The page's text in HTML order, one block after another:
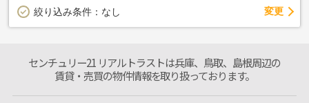
絞り込み条件： なし 変更
センチュリー21 リアルトラストは兵庫、鳥取、島根周辺の
賃貸・売買の物件情報を取り扱っております。